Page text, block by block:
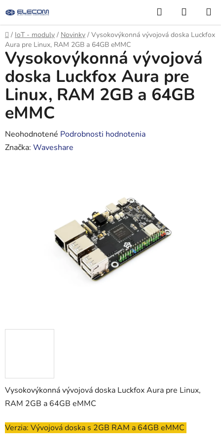
na
obsah
Hľadať
KOŠÍK
Domov
/ IoT - moduly / Novinky / Vysokovýkonná vývojová doska Luckfox
Aura pre Linux, RAM 2GB a 64GB eMMC
Vysokovýkonná vývojová doska Luckfox Aura pre Linux,
RAM 2GB a 64GB eMMC
Verzia: Vývojová doska s 2GB RAM a 64GB eMMC
Vysokovýkonná vývojová
doska Luckfox Aura pre
Linux, RAM 2GB a 64GB
eMMC
Priemerné
hodnotenie
Neohodnotené Podrobnosti hodnotenia
Značka: Waveshare